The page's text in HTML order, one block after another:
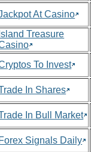
At Casino
Island Treasure
To Invest
In Shares
In Bull Market
Forex Signals Daily